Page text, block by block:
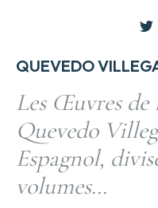
QUEVEDO
Les Œuvres de
Quevedo
Espagnol,
volumes…